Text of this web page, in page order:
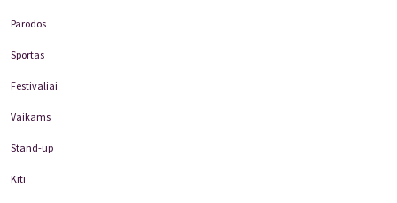
Parodos
Sportas
Festivaliai
Vaikams
Stand-up
Kiti